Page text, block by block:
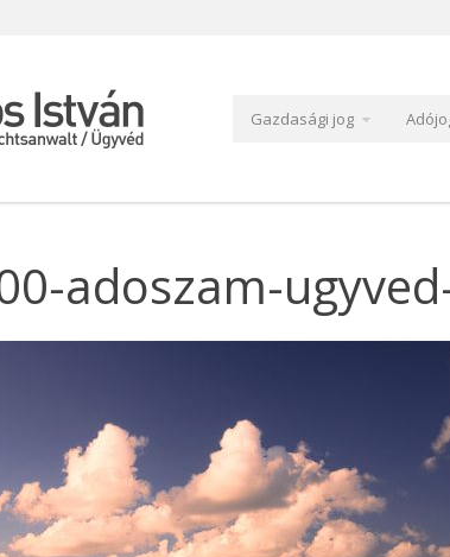
Gazdasági jog
adoszam-